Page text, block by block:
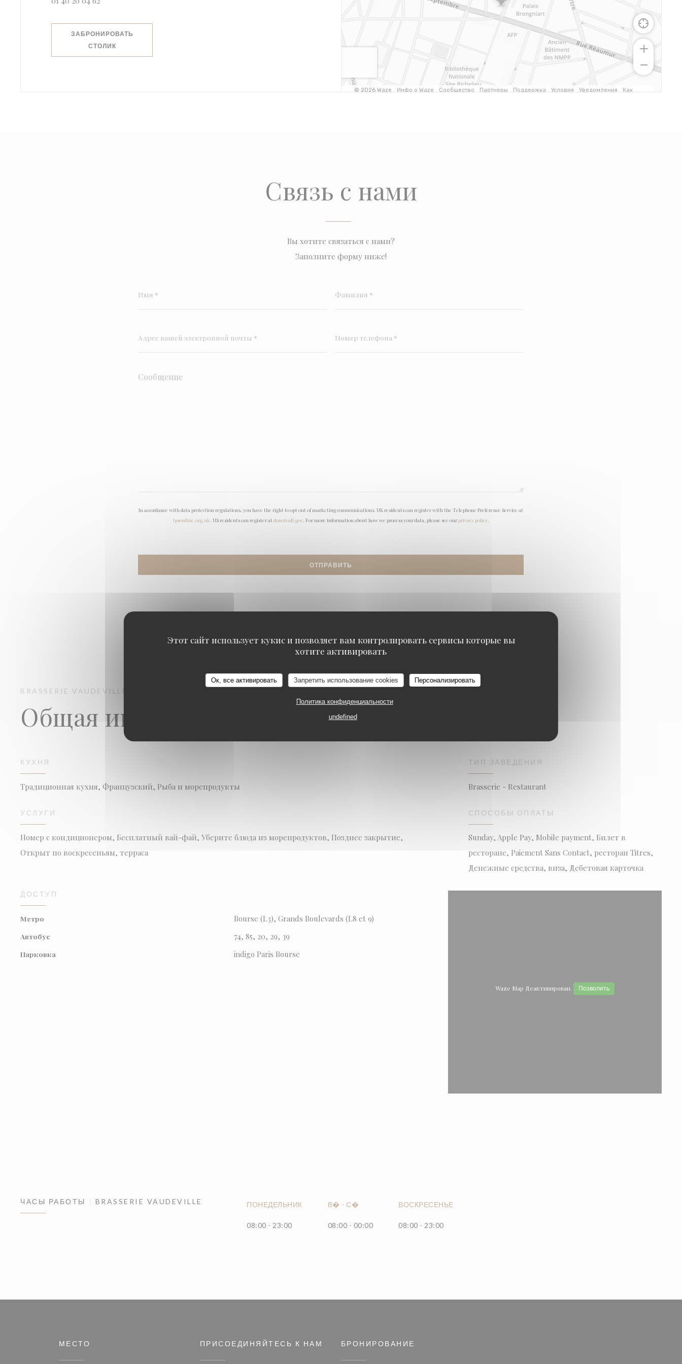
Этот сайт использует кукис и позволяет вам контролировать сервисы которые вы
хотите активировать
Ок, все активировать Запретить использование cookies Персонализировать
Политика конфиденциальности
undefined
ЗАБРОНИРОВАТЬ
СТОЛИК
Связь с нами
Вы хотите связаться с нами?
Заполните форму ниже!
In accordance with data protection regulations, you have the right to opt out of marketing communications. UK residents can register with the Telephone Preference Service at
tpsonline.org.uk. US residents can register at donotcall.gov. For more information about how we process your data, please see our privacy policy.
BRASSERIE VAUDEVILLE
Общая информация
КУХНЯ
Традиционная кухня, Французский, Рыба и морепродукты
ТИП ЗАВЕДЕНИЯ
Brasserie - Restaurant
УСЛУГИ
Номер с кондиционером, Бесплатный вай-фай, Уберите блюда из морепродуктов, Позднее закрытие,
Открыт по воскресеньям, терраса
СПОСОБЫ ОПЛАТЫ
Sunday, Apple Pay, Mobile payment, Билет в
ресторане, Paiement Sans Contact, ресторан Titres,
Денежные средства, виза, Дебетовая карточка
ДОСТУП
Метро Bourse (L3), Grands Boulevards (L8 et 9)
Автобус 74, 85, 20, 29, 39
Парковка indigo Paris Bourse
Waze Map Деактивирован. Позволить
ЧАСЫ РАБОТЫ BRASSERIE VAUDEVILLE ПОНЕДЕЛЬНИК
08:00 - 23:00
В� - С�
08:00 - 00:00
ВОСКРЕСЕНЬЕ
08:00 - 23:00
МЕСТО ПРИСОЕДИНЯЙТЕСЬ К НАМ БРОНИРОВАНИЕ